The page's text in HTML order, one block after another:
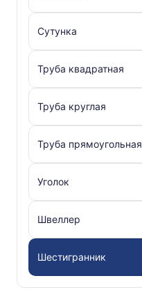
Сутунка
Труба квадратная
Труба круглая
Труба прямоугольная
Уголок
Швеллер
Шестигранник